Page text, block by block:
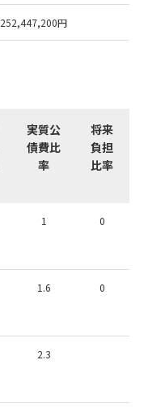
252,447,200円
実質公
債費比
率
将来
負担
比率
1 0
1.6 0
2.3